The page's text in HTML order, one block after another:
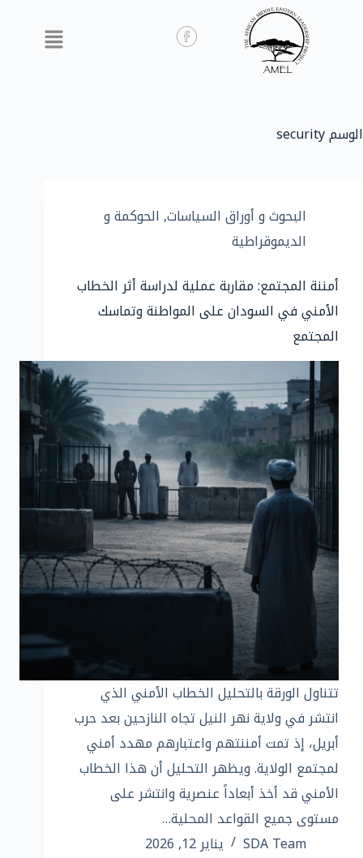
الوسم
البحوث و أوراق السياسات, الحوكمة و
الديموقراطية
أمننة المجتمع: مقاربة عملية لدراسة أثر الخطاب
الأمني في السودان على المواطنة وتماسك
المجتمع
تتناول الورقة بالتحليل الخطاب الأمني الذي
انتشر في ولاية نهر النيل تجاه النازحين بعد حرب
أبريل، إذ تمت أمننتهم واعتبارهم مهدد أمني
لمجتمع الولاية. ويظهر التحليل أن هذا الخطاب
الأمني قد أخذ أبعاداً عنصرية وانتشر على
مستوى جميع القواعد المحلية…
SDA Team
يناير 12, 2026